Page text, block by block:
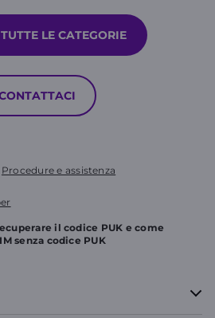
LE CATEGORIE
Procedure e assistenza
il codice PUK e come
senza codice PUK